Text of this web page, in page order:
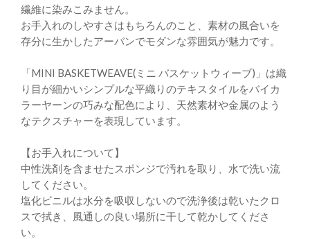
繊維に染みこみません。
お手入れのしやすさはもちろんのこと、素材の風合いを
存分に生かしたアーバンでモダンな雰囲気が魅力です。
「MINI BASKETWEAVE(ミニ バスケットウィーブ)」は織
り目が細かいシンプルな平織りのテキスタイルをバイカ
ラーヤーンの巧みな配色により、天然素材や金属のよう
なテクスチャーを表現しています。
【お手入れについて】
中性洗剤を含ませたスポンジで汚れを取り、水で洗い流
してください。
塩化ビニルは水分を吸収しないので洗浄後は乾いたクロ
スで拭き、風通しの良い場所に干して乾かしてくださ
い。